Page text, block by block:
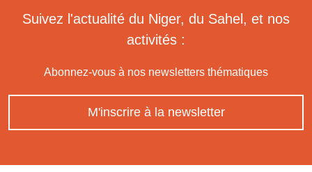
Suivez l'actualité du Niger, du Sahel, et nos
activités :
Abonnez-vous à nos newsletters thématiques
M'inscrire à la newsletter